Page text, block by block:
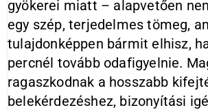
gyökerei miatt – alapvetően
egy szép, terjedelmes tömeg,
tulajdonképpen bármit elhisz,
percnél tovább odafigyelnie.
ragaszkodnak a hosszabb
belekérdezéshez, bizonyítási